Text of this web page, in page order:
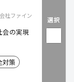
社ファイン
の実現
対策
選択